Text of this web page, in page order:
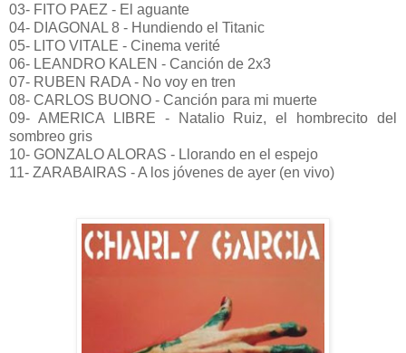
03- FITO PAEZ - El aguante
04- DIAGONAL 8 - Hundiendo el Titanic
05- LITO VITALE - Cinema verité
06- LEANDRO KALEN - Canción de 2x3
07- RUBEN RADA - No voy en tren
08- CARLOS BUONO - Canción para mi muerte
09- AMERICA LIBRE - Natalio Ruiz, el hombrecito del
sombreo gris
10- GONZALO ALORAS - Llorando en el espejo
11- ZARABAIRAS - A los jóvenes de ayer (en vivo)